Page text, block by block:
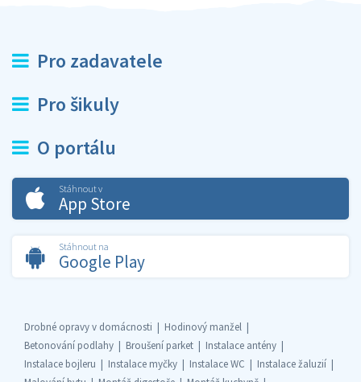
Pro zadavatele
Pro šikuly
O portálu
Stáhnout v
App Store
Stáhnout na
Google Play
Drobné opravy v domácnosti
Hodinový manžel
Betonování podlahy
Broušení parket
Instalace antény
Instalace bojleru
Instalace myčky Instalace WC
Instalace žaluzií